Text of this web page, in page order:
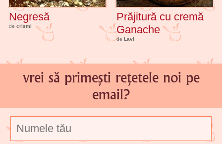
Negresă
de crismi
Prăjitură cu cremă
Ganache
de Lavi
vrei să primești rețetele noi pe
email?